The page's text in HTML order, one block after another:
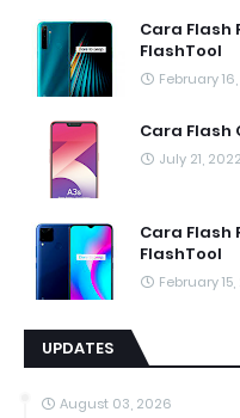
Cara Flash
FlashTool
February
Cara Flash
July 21, 2022
Cara Flash
FlashTool
February
UPDATES
August 03, 2026